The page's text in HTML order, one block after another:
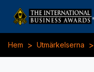
Hem > Utmärkelserna >